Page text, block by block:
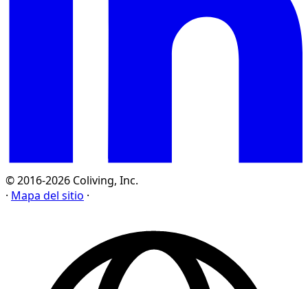
© 2016-2026 Coliving, Inc.
· Mapa del sitio ·